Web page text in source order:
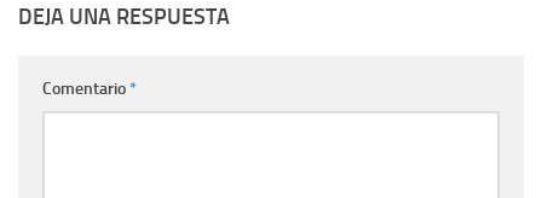
DEJA UNA RESPUESTA
Comentario*